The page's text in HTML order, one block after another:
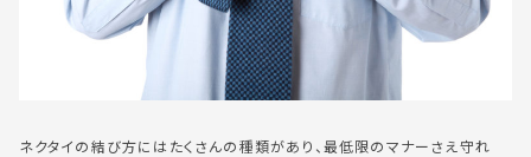
ネクタイの結び方にはたくさんの種類があり、最低限のマナーさえ守れ